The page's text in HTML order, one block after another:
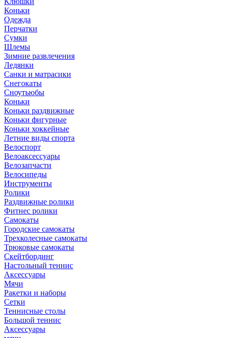
Коньки
Одежда
Перчатки
Сумки
Шлемы
Зимние развлечения
Ледянки
Санки и матрасики
Снегокаты
Сноутьюбы
Коньки
Коньки раздвижные
Коньки фигурные
Коньки хоккейные
Летние виды спорта
Велоспорт
Велоаксессуары
Велозапчасти
Велосипеды
Инструменты
Ролики
Раздвижные ролики
Фитнес ролики
Самокаты
Городские самокаты
Трехколесные самокаты
Трюковые самокаты
Скейтбординг
Настольный теннис
Аксессуары
Мячи
Ракетки и наборы
Сетки
Теннисные столы
Большой теннис
Аксессуары